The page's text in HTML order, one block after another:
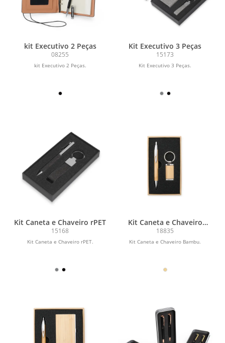
kit Executivo 2 Peças
08255
kit Executivo 2 Peças.
Kit Executivo 3 Peças
15173
Kit Executivo 3 Peças.
Kit Caneta e Chaveiro rPET
15168
Kit Caneta e Chaveiro rPET.
Kit Caneta e Chaveiro
Bambu
18835
Kit Caneta e Chaveiro Bambu.